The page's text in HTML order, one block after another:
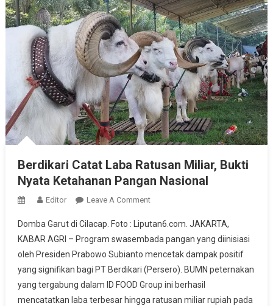
Berdikari Catat Laba Ratusan Miliar, Bukti
Nyata Ketahanan Pangan Nasional
Editor Leave A CommentOn
Catat
Laba
Ratusan
Miliar,
Bukti
Nyata
Domba Garut di Cilacap. Foto : Liputan6.com. JAKARTA,
KABAR AGRI – Program swasembada pangan yang diinisiasi
oleh Presiden Prabowo Subianto mencetak dampak positif
yang signifikan bagi PT Berdikari (Persero). BUMN peternakan
yang tergabung dalam ID FOOD Group ini berhasil
mencatatkan laba terbesar hingga ratusan miliar rupiah pada